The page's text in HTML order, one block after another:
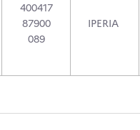
400417
87900
089
IPERIA